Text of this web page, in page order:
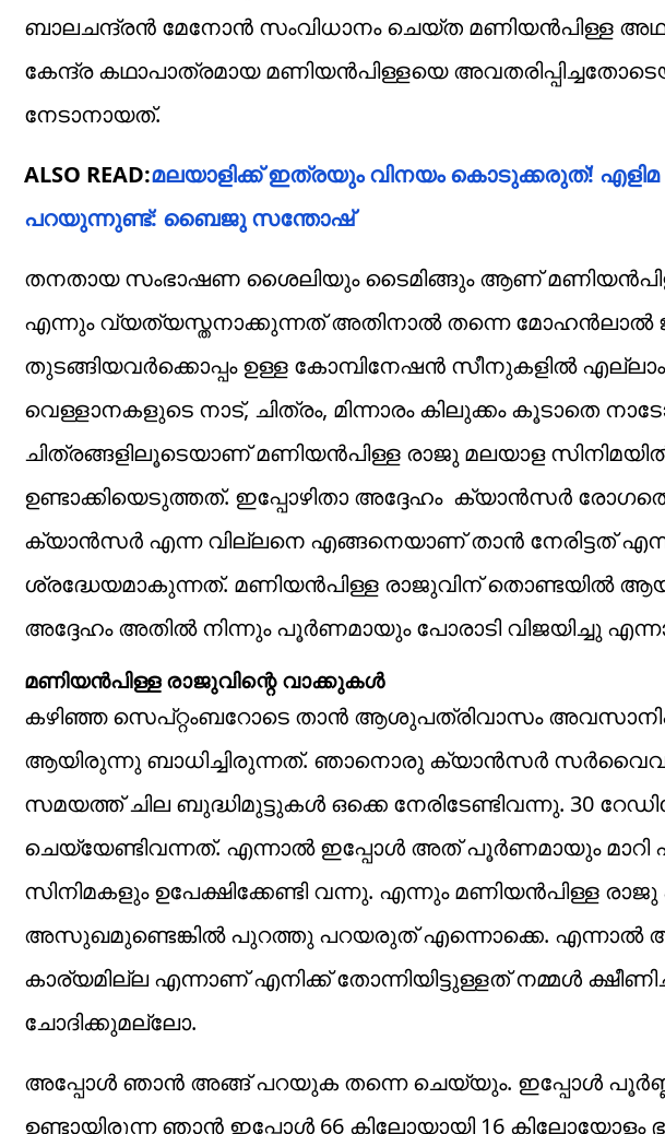
ബാലചന്ദ്രൻ മേനോൻ സംവിധാനം ചെയ്ത മണിയൻപിള്ള
കേന്ദ്ര കഥാപാത്രമായ മണിയൻപിള്ളയെ
നേടാനായത്.
ALSO READ:മലയാളിക്ക് ഇത്രയും വിനയം കൊടുക്കരുത്!
പറയുന്നുണ്ട്: ബൈജു സന്തോഷ്‌
തനതായ സംഭാഷണ ശൈലിയും ടൈമിങ്ങും ആണ് മണിയൻപിള്ള
എന്നും വ്യത്യസ്തനാക്കുന്നത് അതിനാൽ തന്നെ മോഹൻലാൽ
തുടങ്ങിയവർക്കൊപ്പം ഉള്ള കോമ്പിനേഷൻ സീനുകളിൽ എല്ലാം
വെള്ളാനകളുടെ നാട്, ചിത്രം, മിന്നാരം കിലുക്കം കൂടാതെ
ചിത്രങ്ങളിലൂടെയാണ് മണിയൻപിള്ള രാജു മലയാള
ഉണ്ടാക്കിയെടുത്തത്. ഇപ്പോഴിതാ അദ്ദേഹം ക്യാൻസർ
ക്യാൻസർ എന്ന വില്ലനെ എങ്ങനെയാണ് താൻ നേരിട്ടത്
ശ്രദ്ധേയമാകുന്നത്. മണിയൻപിള്ള രാജുവിന് തൊണ്ടയിൽ
അദ്ദേഹം അതിൽ നിന്നും പൂർണമായും പോരാടി വിജയിച്ചു
മണിയൻപിള്ള രാജുവിന്റെ വാക്കുകൾ
കഴിഞ്ഞ സെപ്റ്റംബറോടെ താൻ ആശുപത്രിവാസം
ആയിരുന്നു ബാധിച്ചിരുന്നത്. ഞാനൊരു ക്യാൻസർ
സമയത്ത് ചില ബുദ്ധിമുട്ടുകൾ ഒക്കെ നേരിടേണ്ടിവന്നു. 30
ചെയ്യേണ്ടിവന്നത്. എന്നാൽ ഇപ്പോൾ അത് പൂർണമായും
സിനിമകളും ഉപേക്ഷിക്കേണ്ടി വന്നു. എന്നും മണിയൻപിള്ള
അസുഖമുണ്ടെങ്കിൽ പുറത്തു പറയരുത് എന്നൊക്കെ. എന്നാൽ
കാര്യമില്ല എന്നാണ് എനിക്ക് തോന്നിയിട്ടുള്ളത് നമ്മൾ
ചോദിക്കുമല്ലോ.
അപ്പോൾ ഞാൻ അങ്ങ് പറയുക തന്നെ ചെയ്യും. ഇപ്പോൾ
ഉണ്ടായിരുന്ന ഞാൻ ഇപ്പോൾ 66 കിലോയായി 16